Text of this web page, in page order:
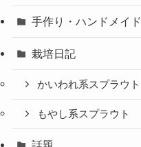
手作り・ハンドメイド
栽培日記
かいわれ系スプラウト
もやし系スプラウト